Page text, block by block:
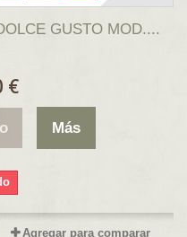
GUSTO MOD....
€
Más
Agregar para comparar